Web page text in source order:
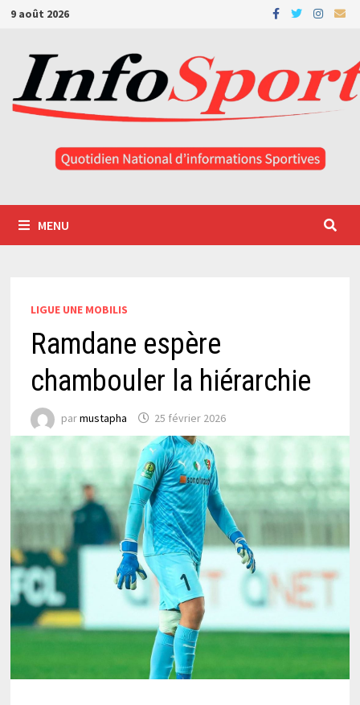
Passer
contenu
9 août 2026
MENU
LIGUE UNE MOBILIS
Ramdane espère
chambouler la hiérarchie
parmustapha 25 février 2026